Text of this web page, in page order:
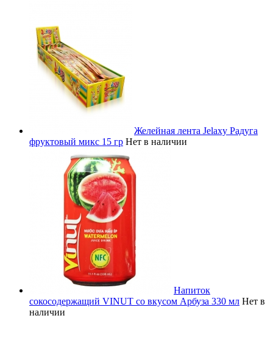
Желейная лента Jelaxy Радуга
фруктовый микс 15 гр Нет в наличии
Напиток
сокосодержащий VINUT со вкусом Арбуза 330 мл Нет в
наличии